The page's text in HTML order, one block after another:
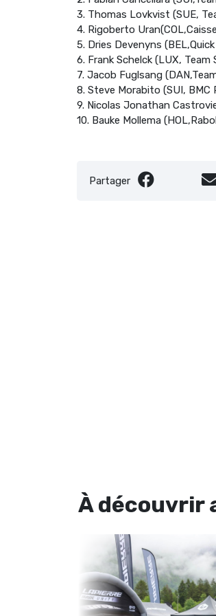
3. Thomas Lovkvist (SUE,
4. Rigoberto
5. Dries Devenyns (BEL,Quick
6. Frank Schelck (LUX, Team
7. Jacob Fuglsang
8. Steve Morabito (SUI, BMC
9. Nicolas Jonathan
10. Bauke Mollema
Partager
À découvrir